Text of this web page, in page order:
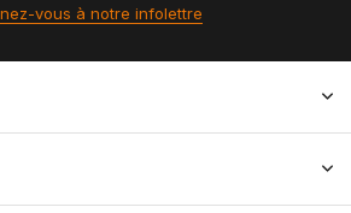
vous à notre infolettre